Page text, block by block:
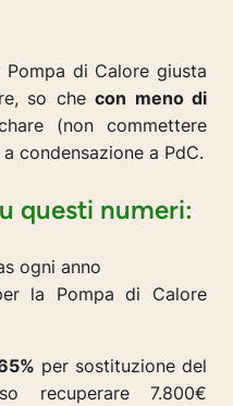
di Calore giusta
so checon meno di
(non commettere
condensazione a PdC.
questi numeri:
ogni anno
la Pompa di Calore
per sostituzione del
recuperare 7.800€